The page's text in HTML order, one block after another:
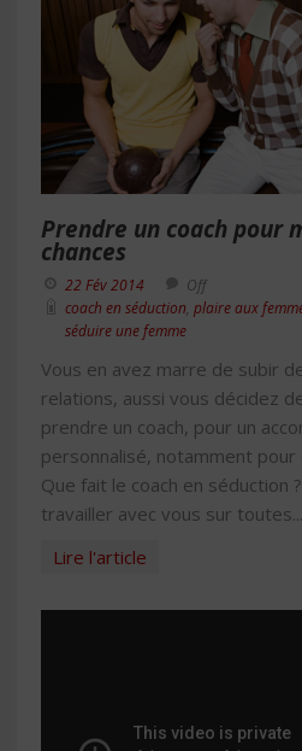
Prendre un coach pour
chances
22 Fév 2014
Off
coach en séduction plaire aux
séduire une femme
Vous en avez marre de subir
relations, aussi vous décidez
prendre un coach, pour un
personnalisé, notamment pour
Que fait le coach en séduction
travailler avec vous sur toutes...
Lire l'article